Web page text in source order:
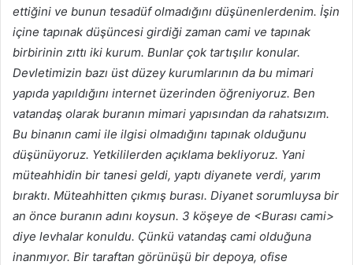
ettiğini ve bunun tesadüf olmadığını düşünenlerdenim. İşin
içine tapınak düşüncesi girdiği zaman cami ve tapınak
birbirinin zıttı iki kurum. Bunlar çok tartışılır konular.
Devletimizin bazı üst düzey kurumlarının da bu mimari
yapıda yapıldığını internet üzerinden öğreniyoruz. Ben
vatandaş olarak buranın mimari yapısından da rahatsızım.
Bu binanın cami ile ilgisi olmadığını tapınak olduğunu
düşünüyoruz. Yetkililerden açıklama bekliyoruz. Yani
müteahhidin bir tanesi geldi, yaptı diyanete verdi, yarım
bıraktı. Müteahhitten çıkmış burası. Diyanet sorumluysa bir
an önce buranın adını koysun. 3 köşeye de <Burası cami>
diye levhalar konuldu. Çünkü vatandaş cami olduğuna
inanmıyor. Bir taraftan görünüşü bir depoya, ofise